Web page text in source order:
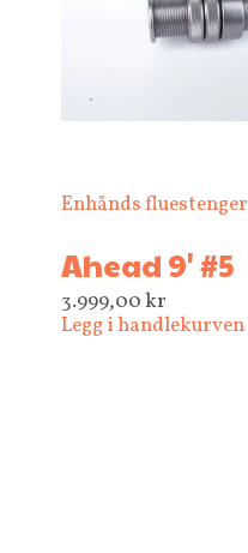
Enhånds fluestenger
Ahead 9' #5
3.999,00kr
Legg i handlekurven